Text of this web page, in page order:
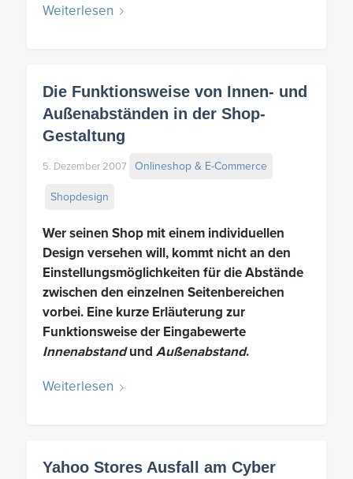
Weiterlesen
Die Funktionsweise von Innen- und
Außenabständen in der Shop-
Gestaltung
5. Dezember 2007 Onlineshop & E-Commerce
Shopdesign
Wer seinen Shop mit einem individuellen
Design versehen will, kommt nicht an den
Einstellungsmöglichkeiten für die Abstände
zwischen den einzelnen Seitenbereichen
vorbei. Eine kurze Erläuterung zur
Funktionsweise der Eingabewerte
Innenabstandund Außenabstand.
Weiterlesen
Yahoo Stores Ausfall am Cyber